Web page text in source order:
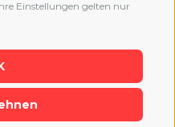
Einstellungen gelten nur